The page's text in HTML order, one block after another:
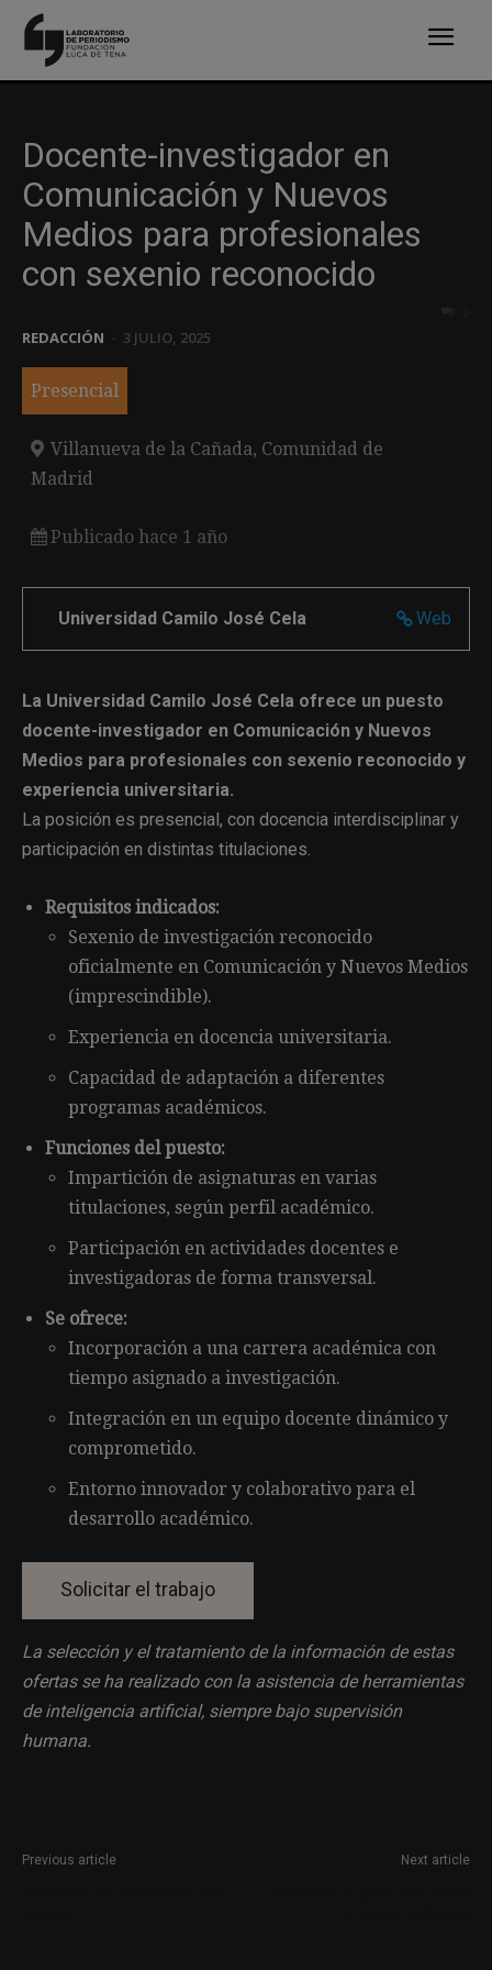
Docente-investigador en
Comunicación y Nuevos
Medios para profesionales
con sexenio reconocido
REDACCIÓN 3 JULIO, 2025
Presencial
Villanueva de la Cañada, Comunidad de
Madrid
Publicado hace 1 año
Web
Universidad Camilo José Cela
La Universidad Camilo José Cela ofrece un puesto
docente-investigador en Comunicación y Nuevos
Medios para profesionales con sexenio reconocido y
experiencia universitaria.
La posición es presencial, con docencia interdisciplinar y
participación en distintas titulaciones.
Requisitos indicados:
Sexenio de investigación reconocido
oficialmente en Comunicación y Nuevos Medios
(imprescindible).
Experiencia en docencia universitaria.
Capacidad de adaptación a diferentes
programas académicos.
Funciones del puesto:
Impartición de asignaturas en varias
titulaciones, según perfil académico.
Participación en actividades docentes e
investigadoras de forma transversal.
Se ofrece:
Incorporación a una carrera académica con
tiempo asignado a investigación.
Integración en un equipo docente dinámico y
comprometido.
Entorno innovador y colaborativo para el
desarrollo académico.
La selección y el tratamiento de la información de estas
ofertas se ha realizado con la asistencia de herramientas
de inteligencia artificial, siempre bajo supervisión
humana.
Previous article Next article